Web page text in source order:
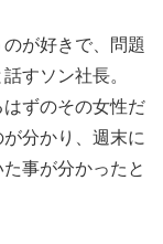
が好きで、問題
すソン社長。
ずのその女性だ
分かり、週末に
事が分かったと